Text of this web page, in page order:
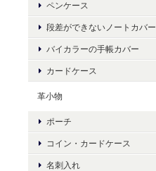
ペンケース
段差ができないノートカバー
バイカラーの手帳カバー
カードケース
革小物
ポーチ
コイン・カードケース
名刺入れ